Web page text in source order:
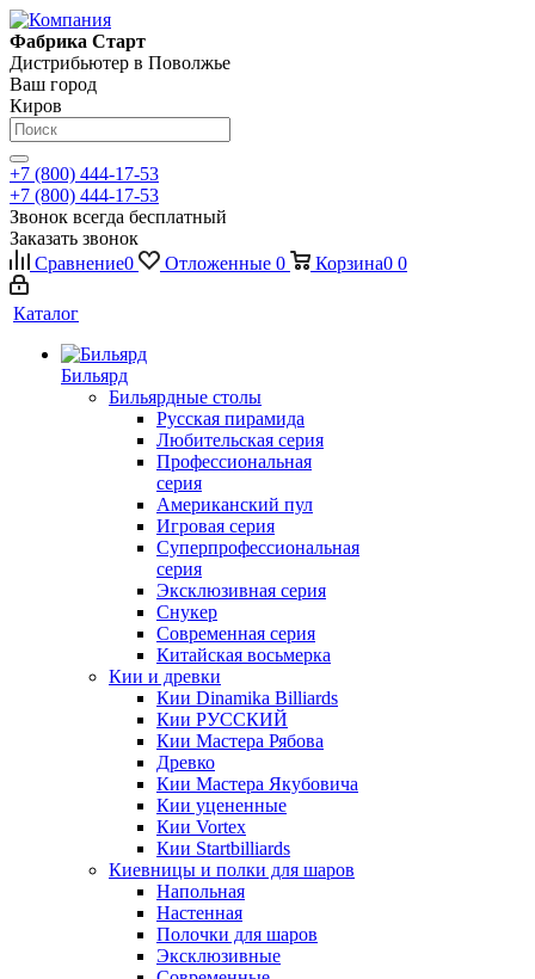
Фабрика Старт
Дистрибьютер в Поволжье
Ваш город
Киров
+7 (800) 444-17-53
+7 (800) 444-17-53
Звонок всегда бесплатный
Заказать звонок
Сравнение0 Отложенные 0 Корзина0 0
Каталог
Бильярд
Бильярдные столы
Русская пирамида
Любительская серия
Профессиональная
серия
Американский пул
Игровая серия
Суперпрофессиональная
серия
Эксклюзивная серия
Снукер
Современная серия
Китайская восьмерка
Кии и древки
Кии Dinamika Billiards
Кии РУССКИЙ
Кии Мастера Рябова
Древко
Кии Мастера Якубовича
Кии уцененные
Кии Vortex
Кии Startbilliards
Киевницы и полки для шаров
Напольная
Настенная
Полочки для шаров
Эксклюзивные